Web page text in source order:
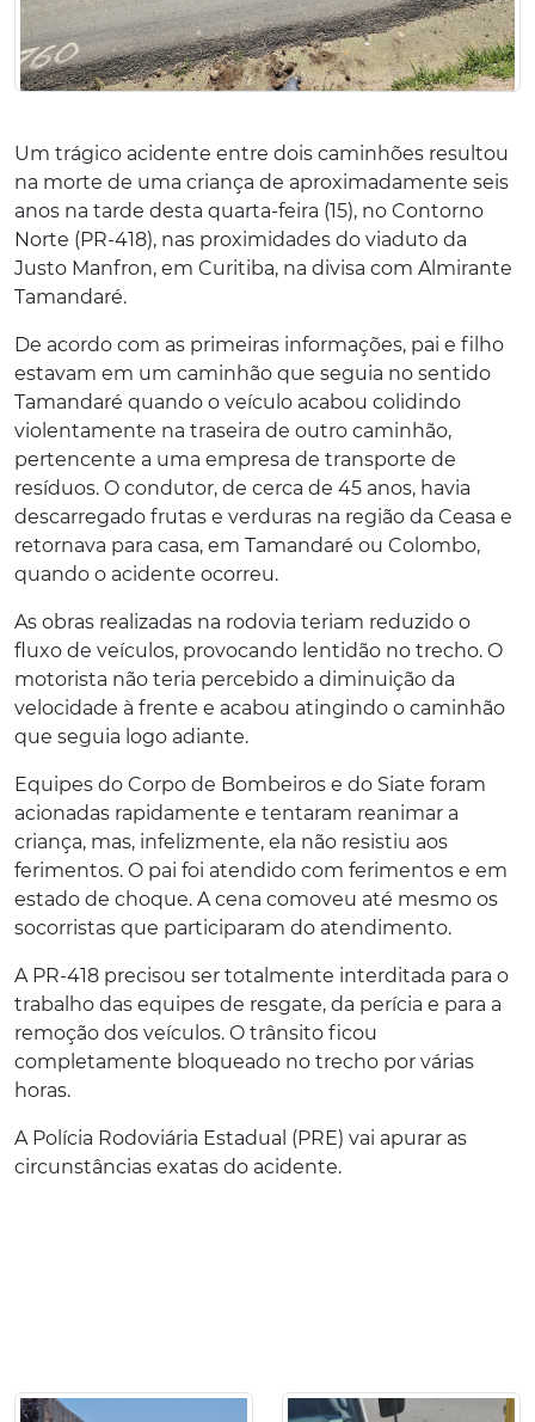
Um trágico acidente entre dois caminhões resultou
na morte de uma criança de aproximadamente seis
anos na tarde desta quarta-feira (15), no Contorno
Norte (PR-418), nas proximidades do viaduto da
Justo Manfron, em Curitiba, na divisa com Almirante
Tamandaré.
De acordo com as primeiras informações, pai e filho
estavam em um caminhão que seguia no sentido
Tamandaré quando o veículo acabou colidindo
violentamente na traseira de outro caminhão,
pertencente a uma empresa de transporte de
resíduos. O condutor, de cerca de 45 anos, havia
descarregado frutas e verduras na região da Ceasa e
retornava para casa, em Tamandaré ou Colombo,
quando o acidente ocorreu.
As obras realizadas na rodovia teriam reduzido o
fluxo de veículos, provocando lentidão no trecho. O
motorista não teria percebido a diminuição da
velocidade à frente e acabou atingindo o caminhão
que seguia logo adiante.
Equipes do Corpo de Bombeiros e do Siate foram
acionadas rapidamente e tentaram reanimar a
criança, mas, infelizmente, ela não resistiu aos
ferimentos. O pai foi atendido com ferimentos e em
estado de choque. A cena comoveu até mesmo os
socorristas que participaram do atendimento.
A PR-418 precisou ser totalmente interditada para o
trabalho das equipes de resgate, da perícia e para a
remoção dos veículos. O trânsito ficou
completamente bloqueado no trecho por várias
horas.
A Polícia Rodoviária Estadual (PRE) vai apurar as
circunstâncias exatas do acidente.